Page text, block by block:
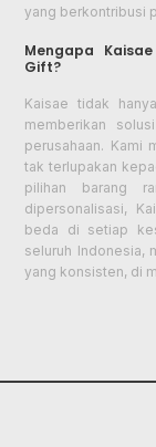
yang berkontribusi
Mengapa
Gift?
Kaisae tidak
memberikan
perusahaan. Kami
tak terlupakan
pilihan barang
dipersonalisasi,
beda di setiap
seluruh Indonesia,
yang konsisten, di